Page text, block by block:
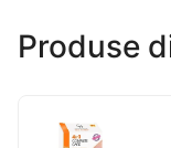
Produse